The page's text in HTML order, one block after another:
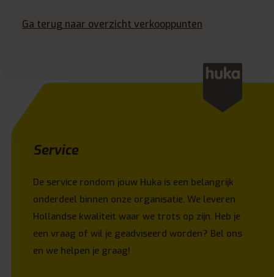
Ga terug naar overzicht verkooppunten
Service
De service rondom jouw Huka is een belangrijk
onderdeel binnen onze organisatie. We leveren
Hollandse kwaliteit waar we trots op zijn. Heb je
een vraag of wil je geadviseerd worden? Bel ons
en we helpen je graag!